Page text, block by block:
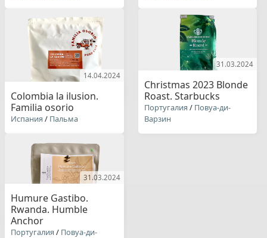
14.04.2024
Colombia la ilusion.
Familia osorio
Испания / Пальма
31.03.2024
Christmas 2023 Blonde
Roast. Starbucks
Португалия / Повуа-ди-
Варзин
31.03.2024
Humure Gastibo.
Rwanda. Humble
Anchor
Португалия / Повуа-ди-